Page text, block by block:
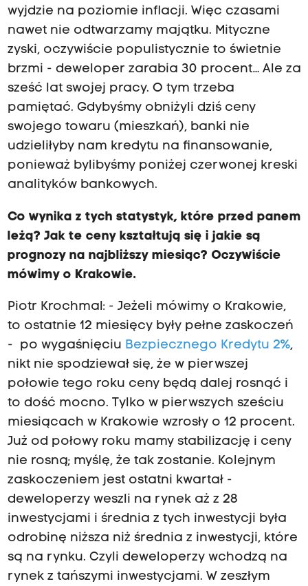
wyjdzie na poziomie inflacji. Więc czasami
nawet nie odtwarzamy majątku. Mityczne
zyski, oczywiście populistycznie to świetnie
brzmi - deweloper zarabia 30 procent… Ale za
sześć lat swojej pracy. O tym trzeba
pamiętać. Gdybyśmy obniżyli dziś ceny
swojego towaru (mieszkań), banki nie
udzieliłyby nam kredytu na finansowanie,
ponieważ bylibyśmy poniżej czerwonej kreski
analityków bankowych.
Co wynika z tych statystyk, które przed panem
leżą? Jak te ceny kształtują się i jakie są
prognozy na najbliższy miesiąc? Oczywiście
mówimy o Krakowie.
Piotr Krochmal: - Jeżeli mówimy o Krakowie,
to ostatnie 12 miesięcy były pełne zaskoczeń
- po wygaśnięciu Bezpiecznego Kredytu 2%,
nikt nie spodziewał się, że w pierwszej
połowie tego roku ceny będą dalej rosnąć i
to dość mocno. Tylko w pierwszych sześciu
miesiącach w Krakowie wzrosły o 12 procent.
Już od połowy roku mamy stabilizację i ceny
nie rosną; myślę, że tak zostanie. Kolejnym
zaskoczeniem jest ostatni kwartał -
deweloperzy weszli na rynek aż z 28
inwestycjami i średnia z tych inwestycji była
odrobinę niższa niż średnia z inwestycji, które
są na rynku. Czyli deweloperzy wchodzą na
rynek z tańszymi inwestycjami. W zeszłym